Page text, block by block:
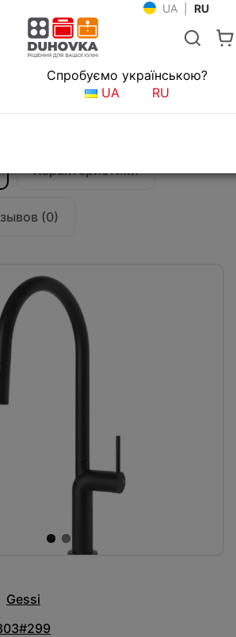
UA RU
Смесители для кухни
Gessi Stelo
Характеристики
(0)
Спробуємо українською?
UA
RU
Gessi